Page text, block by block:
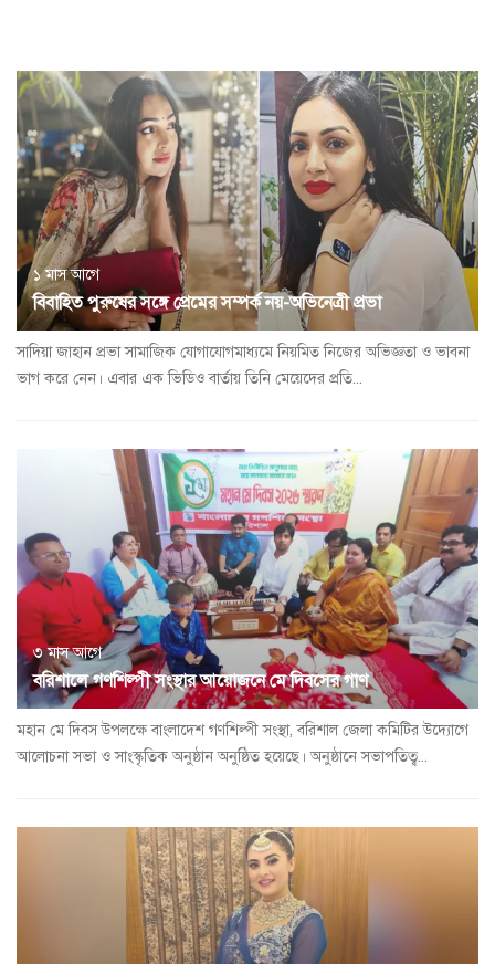
o
১ মাস আগে
বিবাহিত পুরুষের সঙ্গে প্রেমের সম্পর্ক নয়-অভিনেত্রী প্রভা
সাদিয়া জাহান প্রভা সামাজিক যোগাযোগমাধ্যমে নিয়মিত নিজের অভিজ্ঞতা ও ভাবনা
ভাগ করে নেন। এবার এক ভিডিও বার্তায় তিনি মেয়েদের প্রতি...
৩ মাস আগে
বরিশালে গণশিল্পী সংস্থার আয়োজনে মে দিবসের গাণ
মহান মে দিবস উপলক্ষে বাংলাদেশ গণশিল্পী সংস্থা, বরিশাল জেলা কমিটির উদ্যোগে
আলোচনা সভা ও সাংস্কৃতিক অনুষ্ঠান অনুষ্ঠিত হয়েছে। অনুষ্ঠানে সভাপতিত্ব...